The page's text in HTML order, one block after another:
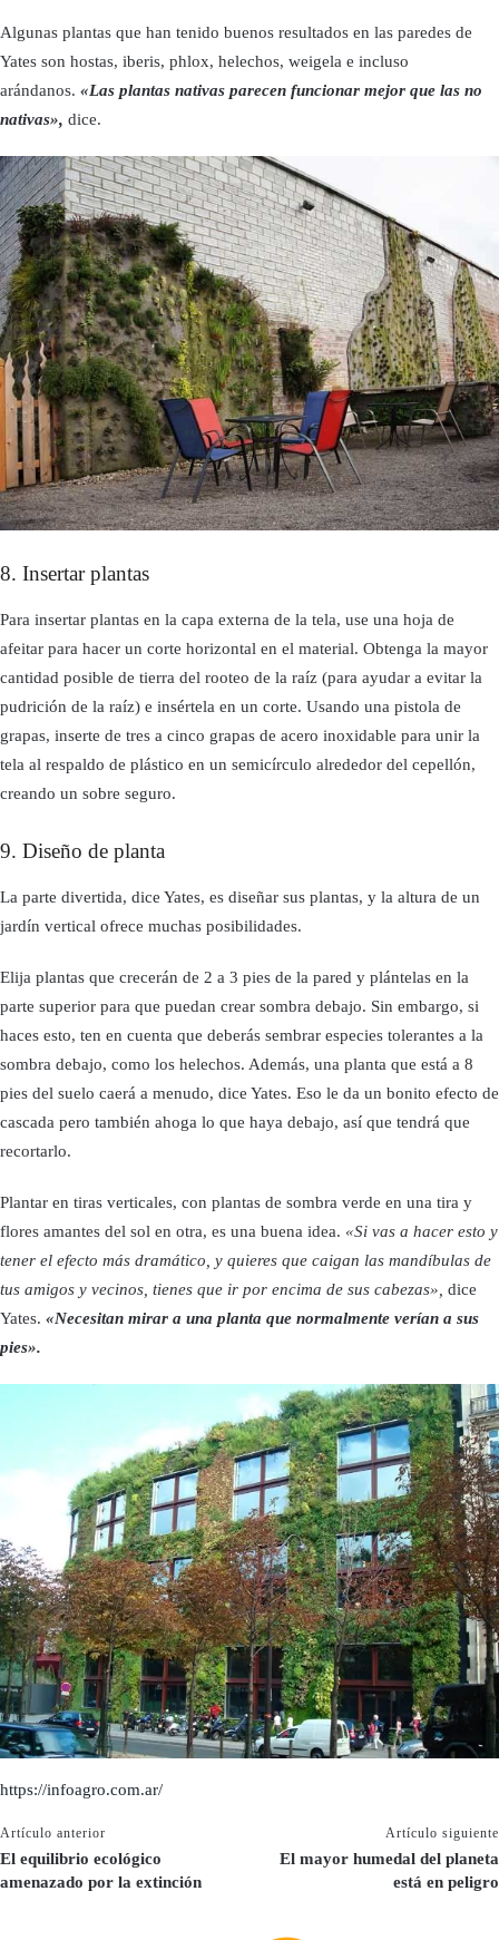
Algunas plantas que han tenido buenos resultados en las paredes de
Yates son hostas, iberis, phlox, helechos, weigela e incluso
arándanos. «Las plantas nativas parecen funcionar mejor que las no
nativas», dice.
8. Insertar plantas
Para insertar plantas en la capa externa de la tela, use una hoja de
afeitar para hacer un corte horizontal en el material. Obtenga la mayor
cantidad posible de tierra del rooteo de la raíz (para ayudar a evitar la
pudrición de la raíz) e insértela en un corte. Usando una pistola de
grapas, inserte de tres a cinco grapas de acero inoxidable para unir la
tela al respaldo de plástico en un semicírculo alrededor del cepellón,
creando un sobre seguro.
9. Diseño de planta
La parte divertida, dice Yates, es diseñar sus plantas, y la altura de un
jardín vertical ofrece muchas posibilidades.
Elija plantas que crecerán de 2 a 3 pies de la pared y plántelas en la
parte superior para que puedan crear sombra debajo. Sin embargo, si
haces esto, ten en cuenta que deberás sembrar especies tolerantes a la
sombra debajo, como los helechos. Además, una planta que está a 8
pies del suelo caerá a menudo, dice Yates. Eso le da un bonito efecto de
cascada pero también ahoga lo que haya debajo, así que tendrá que
recortarlo.
Plantar en tiras verticales, con plantas de sombra verde en una tira y
flores amantes del sol en otra, es una buena idea. «Si vas a hacer esto y
tener el efecto más dramático, y quieres que caigan las mandíbulas de
tus amigos y vecinos, tienes que ir por encima de sus cabezas», dice
Yates. «Necesitan mirar a una planta que normalmente verían a sus
pies».
https://infoagro.com.ar/
Artículo anterior
El equilibrio ecológico
amenazado por la extinción
Artículo siguiente
El mayor humedal del planeta
está en peligro